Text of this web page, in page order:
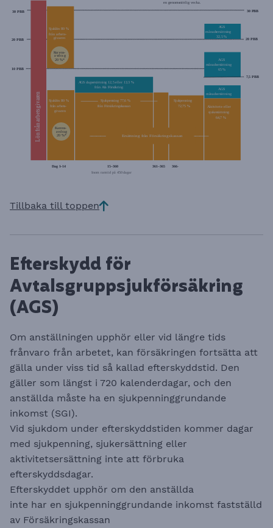
Tillbaka till toppen
Efterskydd för
Avtalsgruppsjukförsäkring
(AGS)
Om anställningen upphör eller vid längre tids
frånvaro från arbetet, kan försäkringen fortsätta att
gälla under viss tid så kallad efterskyddstid. Den
gäller som längst i 720 kalenderdagar, och den
anställda måste ha en sjukpenninggrundande
inkomst (SGI).
Vid sjukdom under efterskyddstiden kommer dagar
med sjukpenning, sjukersättning eller
aktivitetsersättning inte att förbruka
efterskyddsdagar.
Efterskyddet upphör om den anställda
inte har en sjukpenninggrundande inkomst fastställd
av Försäkringskassan